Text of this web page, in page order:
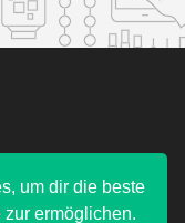
um dir die beste
ermöglichen.